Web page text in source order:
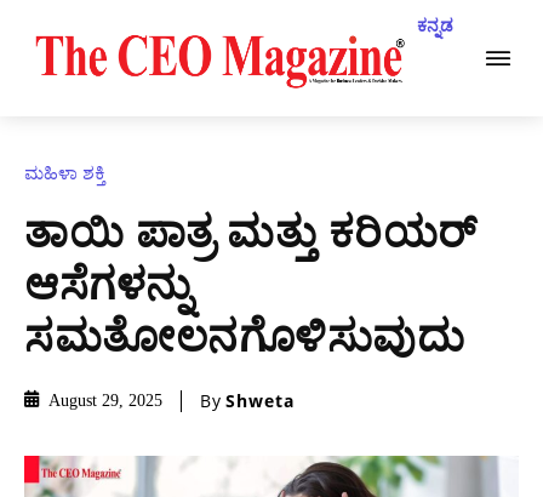
ಕನ್ನಡ
ಮಹಿಳಾ ಶಕ್ತಿ
ತಾಯಿ ಪಾತ್ರ ಮತ್ತು ಕರಿಯರ್
ಆಸೆಗಳನ್ನು
ಸಮತೋಲನಗೊಳಿಸುವುದು
August 29, 2025 By Shweta